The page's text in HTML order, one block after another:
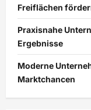
Freiflächen
Praxisnahe
Ergebnisse
Moderne
Marktchancen